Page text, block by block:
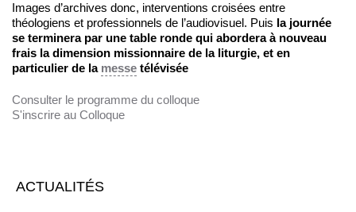
Images d’archives donc, interventions croisées entre
théologiens et professionnels de l’audiovisuel. Puis la journée
se terminera par une table ronde qui abordera à nouveau
frais la dimension missionnaire de la liturgie, et en
particulier de la messe télévisée
Consulter le programme du colloque
S'inscrire au Colloque
ACTUALITÉS